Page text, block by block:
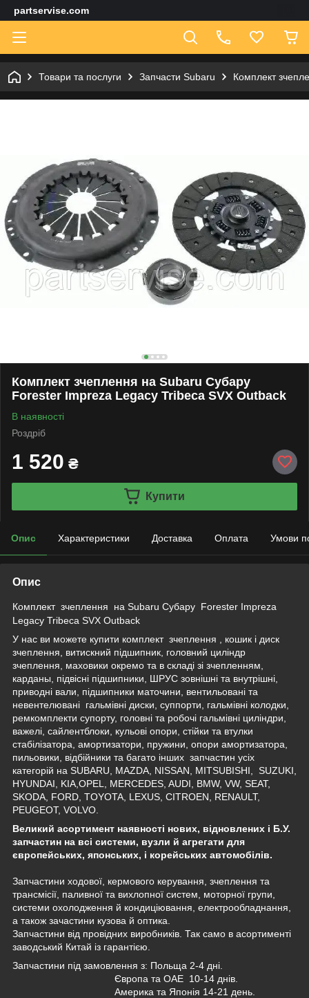
partservise.com
Товари та послуги Запчасти Subaru Комплект
Комплект зчеплення на Subaru Субару
Forester Impreza Legacy Tribeca SVX Outback
В наявності
Роздріб
1 520 ₴
Купити
Опис Характеристики Доставка Оплата Умови
Опис
Комплект зчеплення на Subaru Субару Forester Impreza
Legacy Tribeca SVX Outback
У нас ви можете купити комплект зчеплення
кошик і диск
зчеплення
витискний підшипник головний циліндр
зчеплення
маховики окремо та в складі зі зчепленням
карданы
підвісні підшипники ШРУС зовнішні та внутрішні
приводні вали
підшипники маточини
вентильовані та
невентелювані гальмівні диски суппорти гальмівні колодки
ремкомплекти супорту, головні та робочі гальмівні циліндри
важелі сайлентблоки кульові опори стійки та втулки
стабілізатора амортизатори пружини опори амортизатора
пильовики
відбійники та багато інших запчастин усіх
категорій на SUBARU, MAZDA, NISSAN, MITSUBISHI, SUZUKI,
HYUNDAI, KIA,OPEL, MERCEDES, AUDI, BMW, VW, SEAT,
SKODA, FORD, TOYOTA, LEXUS, CITROEN, RENAULT,
PEUGEOT, VOLVO.
Великий асортимент наявності нових, відновлених і Б.У.
запчастин на всі системи, вузли й агрегати для
європейських, японських, і корейських автомобілів.
Запчастини ходової, кермового керування, зчеплення та
трансмісії, паливної та вихлопної систем, моторної групи,
системи охолодження й кондиціювання, електрообладнання,
а також зачастини кузова й оптика.
Запчастини від провідних виробників. Так само в асортименті
заводський Китай із гарантією.
Запчастини під замовлення з: Польща 2-4 дні.
Європа та ОАЕ 10-14 днів.
Америка та Японія 14-21 день.